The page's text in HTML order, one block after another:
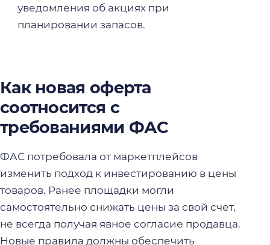
уведомления об акциях при
планировании запасов.
Как новая оферта
соотносится с
требованиями ФАС
ФАС потребовала от маркетплейсов
изменить подход к инвестированию в цены
товаров. Ранее площадки могли
самостоятельно снижать цены за свой счет,
не всегда получая явное согласие продавца.
Новые правила должны обеспечить